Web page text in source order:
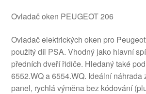
Ovladač oken PEUGEOT 206
Ovladač elektrických oken pro
použitý díl PSA. Vhodný jako hlavní
předních dveří řidiče. Hledaný také
6552.WQ a 6554.WQ. Ideální náhrada
panel, rychlá výměna bez kódování